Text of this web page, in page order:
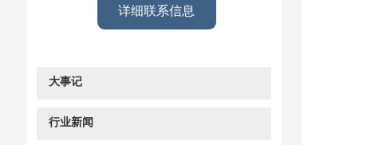
详细联系信息
大事记
行业新闻